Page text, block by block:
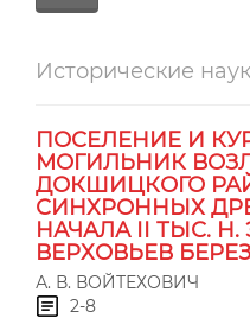
Исторические
ПОСЕЛЕНИЕ И
МОГИЛЬНИК
ДОКШИЦКОГО
СИНХРОННЫХ
НАЧАЛА ІІ ТЫС.
ВЕРХОВЬЕВ
А. В. ВОЙТЕХОВИЧ
2-8